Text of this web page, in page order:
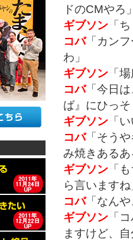
ドのCMやろ
ギブソン 「
コバ「カン
わ」
ギブソン 「
コバ「今日
ば』にひっ
ギブソン 「
コバ「そう
み焼きある
ギブソン 「
ら言います
コバ「なん
ギブソン 「
ますけど、